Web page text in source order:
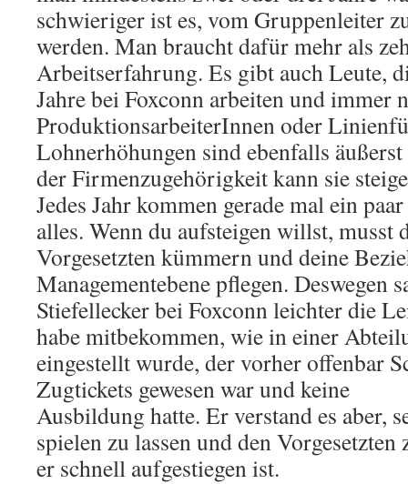
schwieriger ist es, vom Gruppenleiter
werden. Man braucht dafür mehr als
Arbeitserfahrung. Es gibt auch Leute,
Jahre bei Foxconn arbeiten und immer
ProduktionsarbeiterInnen oder
Lohnerhöhungen sind ebenfalls
der Firmenzugehörigkeit kann sie
Jedes Jahr kommen gerade mal ein
alles. Wenn du aufsteigen willst, musst
Vorgesetzten kümmern und deine
Managementebene pflegen. Deswegen
Stiefellecker bei Foxconn leichter die
habe mitbekommen, wie in einer
eingestellt wurde, der vorher offenbar
Zugtickets gewesen war und keine
Ausbildung hatte. Er verstand es aber,
spielen zu lassen und den Vorgesetzten
er schnell aufgestiegen ist.